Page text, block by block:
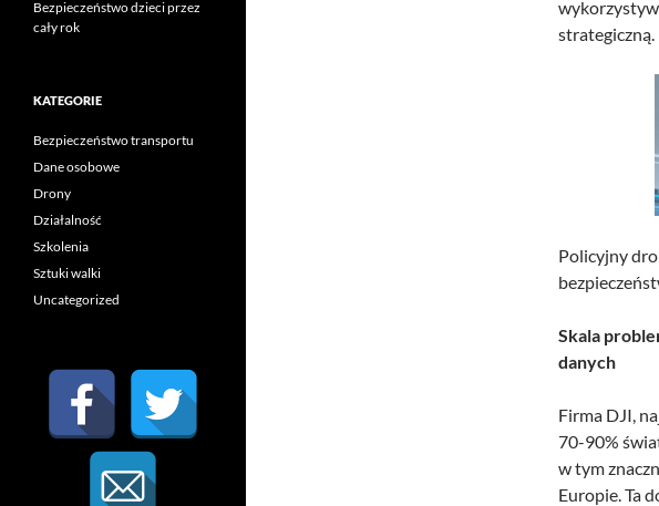
strategiczną.
Policyjny
Skala
danych
Firma DJI,
70-90%
w tym
Europie. Ta
Bezpieczeństwo dzieci przez
cały rok
KATEGORIE
Bezpieczeństwo transportu
Dane osobowe
Drony
Działalność
Szkolenia
Sztuki walki
Uncategorized